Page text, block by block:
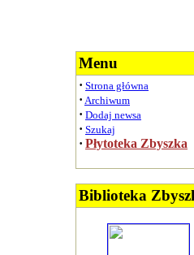
Menu
· Strona główna
· Archiwum
· Dodaj newsa
· Szukaj
· Płytoteka Zbyszka
Biblioteka